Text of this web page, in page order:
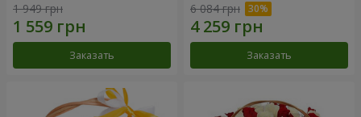
1 949 грн
Заказать
6 084 грн
Заказать